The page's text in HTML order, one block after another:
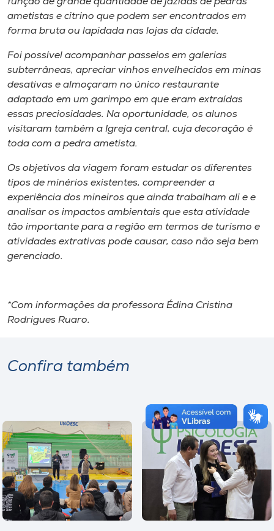
ametistas e citrino que podem ser encontrados em
forma bruta ou lapidada nas lojas da cidade.
Foi possível acompanhar passeios em galerias
subterrâneas, apreciar vinhos envelhecidos em minas
desativas e almoçaram no único restaurante
adaptado em um garimpo em que eram extraídas
essas preciosidades. Na oportunidade, os alunos
visitaram também a Igreja central, cuja decoração é
toda com a pedra ametista.
Os objetivos da viagem foram estudar os diferentes
tipos de minérios existentes, compreender a
experiência dos mineiros que ainda trabalham ali e e
analisar os impactos ambientais que esta atividade
tão importante para a região em termos de turismo e
atividades extrativas pode causar, caso não seja bem
gerenciado.
*Com informações da professora Édina Cristina
Rodrigues Ruaro.
Confira também